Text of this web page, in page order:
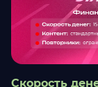
Скорость